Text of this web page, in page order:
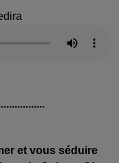
et vous séduire